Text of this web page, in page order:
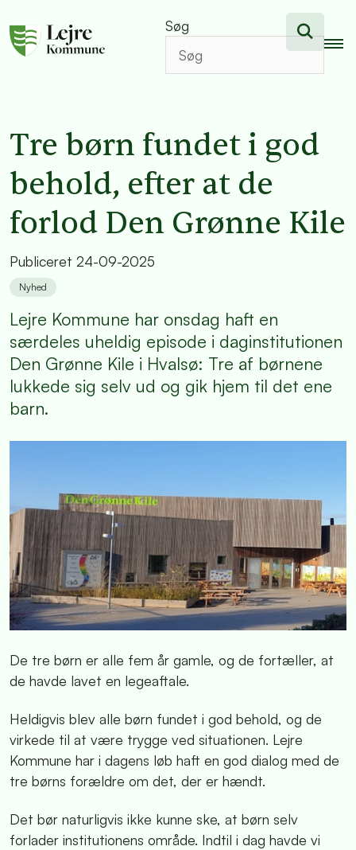
Søg
Tre børn fundet i god
behold, efter at de
forlod Den Grønne Kile
Publiceret 24-09-2025
Nyhed
Lejre Kommune har onsdag haft en
særdeles uheldig episode i daginstitutionen
Den Grønne Kile i Hvalsø: Tre af børnene
lukkede sig selv ud og gik hjem til det ene
barn.
De tre børn er alle fem år gamle, og de fortæller, at
de havde lavet en legeaftale.
Heldigvis blev alle børn fundet i god behold, og de
virkede til at være trygge ved situationen. Lejre
Kommune har i dagens løb haft en god dialog med de
tre børns forældre om det, der er hændt.
Det bør naturligvis ikke kunne ske, at børn selv
forlader institutionens område. Indtil i dag havde vi